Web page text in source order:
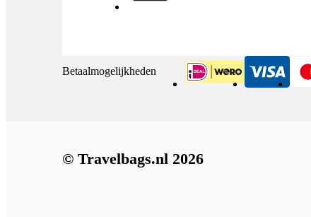
Betaalmogelijkheden iDeal Visa
© Travelbags.nl 2026